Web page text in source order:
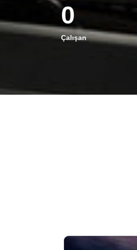
0
Çalışan